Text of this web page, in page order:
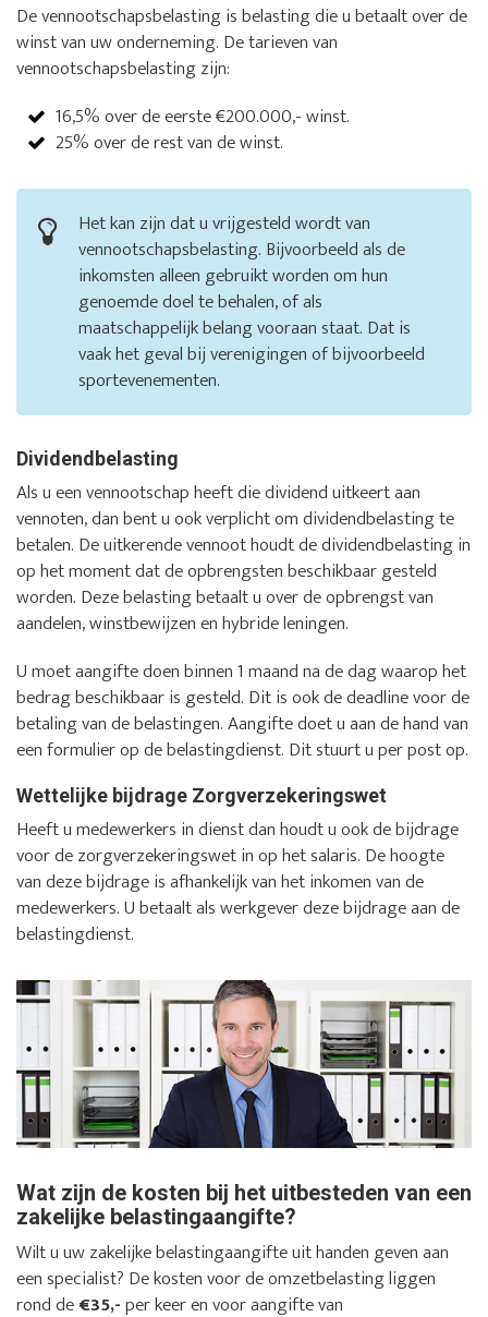
De vennootschapsbelasting is belasting die u betaalt over de
winst van uw onderneming. De tarieven van
vennootschapsbelasting zijn:
16,5% over de eerste €200.000,- winst.
25% over de rest van de winst.
Het kan zijn dat u vrijgesteld wordt van
vennootschapsbelasting. Bijvoorbeeld als de
inkomsten alleen gebruikt worden om hun
genoemde doel te behalen, of als
maatschappelijk belang vooraan staat. Dat is
vaak het geval bij verenigingen of bijvoorbeeld
sportevenementen.
Dividendbelasting
Als u een vennootschap heeft die dividend uitkeert aan
vennoten, dan bent u ook verplicht om dividendbelasting te
betalen. De uitkerende vennoot houdt de dividendbelasting in
op het moment dat de opbrengsten beschikbaar gesteld
worden. Deze belasting betaalt u over de opbrengst van
aandelen, winstbewijzen en hybride leningen.
U moet aangifte doen binnen 1 maand na de dag waarop het
bedrag beschikbaar is gesteld. Dit is ook de deadline voor de
betaling van de belastingen. Aangifte doet u aan de hand van
een formulier op de belastingdienst. Dit stuurt u per post op.
Wettelijke bijdrage Zorgverzekeringswet
Heeft u medewerkers in dienst dan houdt u ook de bijdrage
voor de zorgverzekeringswet in op het salaris. De hoogte
van deze bijdrage is afhankelijk van het inkomen van de
medewerkers. U betaalt als werkgever deze bijdrage aan de
belastingdienst.
Wat zijn de kosten bij het uitbesteden van een
zakelijke belastingaangifte?
Wilt u uw zakelijke belastingaangifte uit handen geven aan
een specialist? De kosten voor de omzetbelasting liggen
rond de€35,-per keer en voor aangifte van